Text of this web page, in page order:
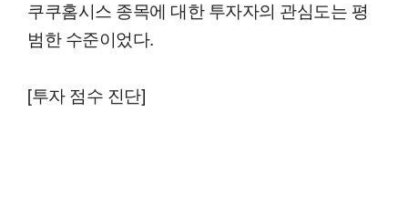
쿠쿠홈시스 종목에 대한 투자자의 관심도는 평
범한 수준이었다.
[투자 점수 진단]